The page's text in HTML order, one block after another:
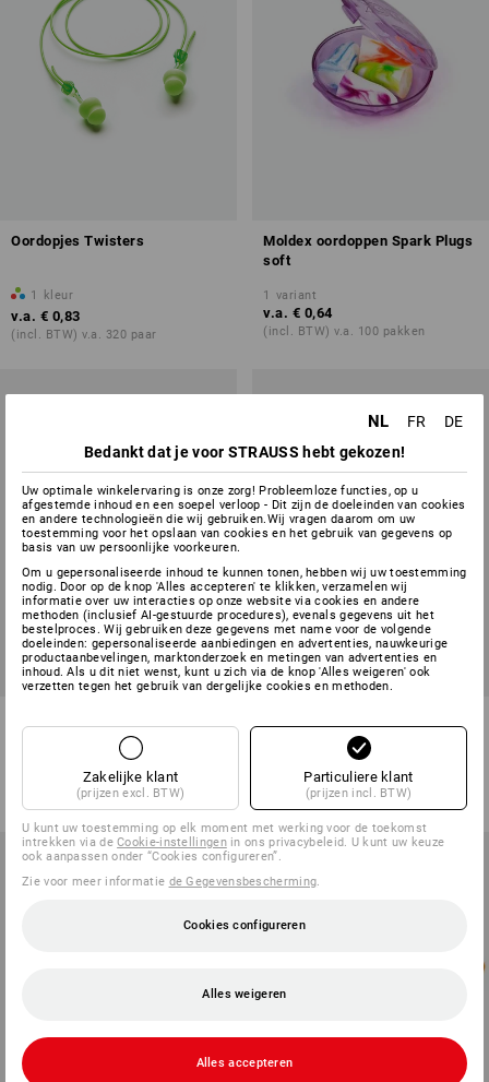
Oordopjes Twisters
1 kleur
v.a. € 0,83
(incl. BTW) v.a. 320 paar
Moldex oordoppen Spark Plugs
soft
1 variant
v.a. € 0,64
(incl. BTW) v.a. 100 pakken
(incl. BTW) v.a. 80 stuks
€ 0,21
(incl. BTW) v.a. 2000 paar
NL FR
DE
Bedankt dat je voor STRAUSS hebt gekozen!
Uw optimale winkelervaring is onze zorg! Probleemloze functies, op u
afgestemde inhoud en een soepel verloop - Dit zijn de doeleinden van cookies
en andere technologieën die wij gebruiken.Wij vragen daarom om uw
toestemming voor het opslaan van cookies en het gebruik van gegevens op
basis van uw persoonlijke voorkeuren.
Om u gepersonaliseerde inhoud te kunnen tonen, hebben wij uw toestemming
nodig. Door op de knop 'Alles accepteren' te klikken, verzamelen wij
informatie over uw interacties op onze website via cookies en andere
methoden (inclusief AI-gestuurde procedures), evenals gegevens uit het
bestelproces. Wij gebruiken deze gegevens met name voor de volgende
doeleinden: gepersonaliseerde aanbiedingen en advertenties, nauwkeurige
productaanbevelingen, marktonderzoek en metingen van advertenties en
inhoud. Als u dit niet wenst, kunt u zich via de knop 'Alles weigeren' ook
verzetten tegen het gebruik van dergelijke cookies en methoden.
Zakelijke klant
(prijzen excl. BTW)
Particuliere klant
(prijzen incl. BTW)
U kunt uw toestemming op elk moment met werking voor de toekomst
intrekken via deCookie-instellingenin ons privacybeleid. U kunt uw keuze
ook aanpassen onder “Cookies configureren”.
Zie voor meer informatie de Gegevensbescherming.
Cookies configureren
Alles weigeren
Alles accepteren